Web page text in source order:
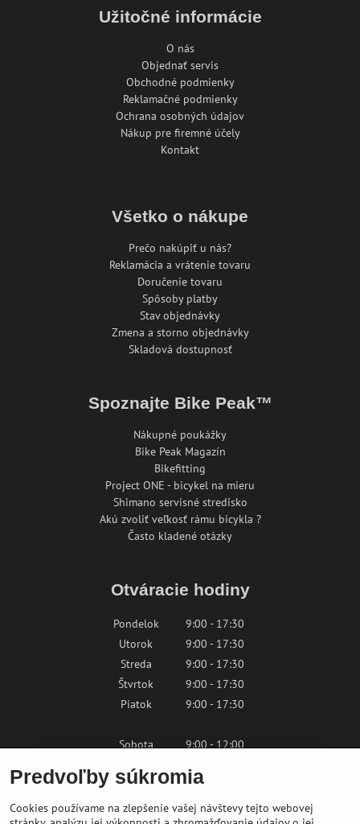
Užitočné informácie
O nás
Objednať servis
Obchodné podmienky
Reklamačné podmienky
Ochrana osobných údajov
Nákup pre firemné účely
Kontakt
Všetko o nákupe
Prečo nakúpiť u nás?
Reklamácia a vrátenie tovaru
Doručenie tovaru
Spôsoby platby
Stav objednávky
Zmena a storno objednávky
Skladová dostupnosť
Spoznajte Bike Peak™
Nákupné poukážky
Bike Peak Magazín
Bikefitting
Project ONE - bicykel na mieru
Shimano servisné stredisko
Akú zvoliť veľkosť rámu bicykla ?
Často kladené otázky
Otváracie hodiny
Pondelok
9:00 - 17:30
Utorok
9:00 - 17:30
Streda
9:00 - 17:30
Štvrtok
9:00 - 17:30
Piatok
9:00 - 17:30
Sobota
9:00 - 12:00
Predvoľby súkromia
Cookies používame na zlepšenie vašej návštevy tejto webovej